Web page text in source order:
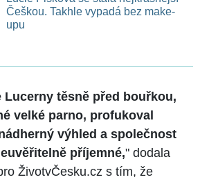
Češkou. Takhle vypadá bez make-
upu
Lucerny těsně před bouřkou,
velké parno, profukoval
výhled a společnost
příjemné," dodala
ŽivotvČesku.cz s tím, že